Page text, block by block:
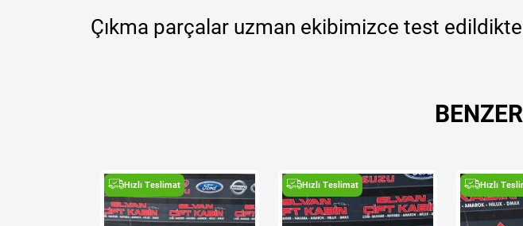
Çıkma parçalar uzman ekibimizce test
Hızlı Teslimat Hızlı Teslimat Hızlı